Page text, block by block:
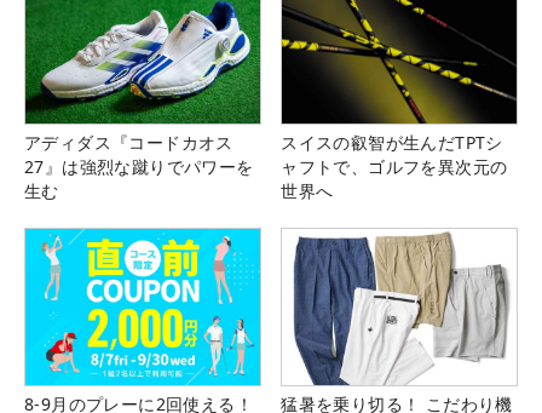
アディダス『コードカオス
27』は強烈な蹴りでパワーを
生む
スイスの叡智が生んだTPTシ
ャフトで、ゴルフを異次元の
世界へ
8-9月のプレーに2回使える！
猛暑を乗り切る！ こだわり機